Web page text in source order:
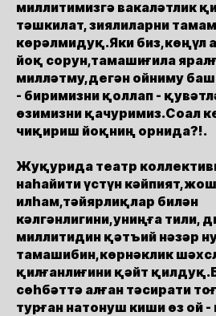
миллитимизгә вакаләтлик
тәшкилат, зиялиларни
көрәлмидуқ.Яки биз,көңүл
йоқ сорун,тамашиғила
милләтму,дегән ойниму
- биримизни қоллап -
өзимизни қачуримиз.Соал
чиқириш йоқниң орнида?!.
Жуқурида театр
наһайити үстүн
илһам,тәйярлиқлар билән
кәлгәнлигини,униңға тили,
миллитидин қәтъий нәзәр
тамашибин,көрнәклик
қилғанлиғини қәйт
сөһбәттә алған тәсирати
турған натонуш киши өз ой